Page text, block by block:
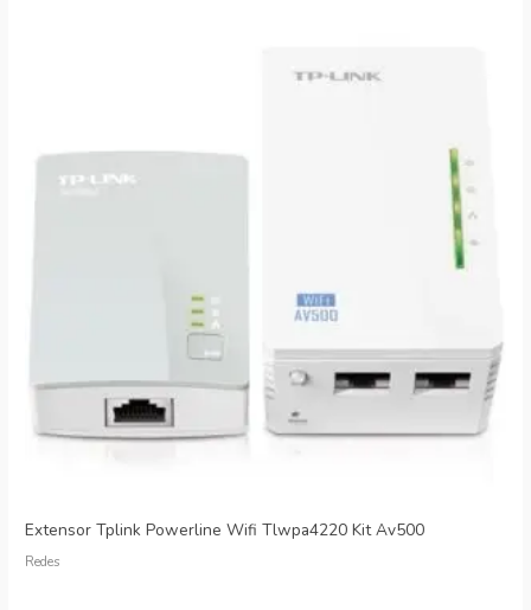
Extensor Tplink Powerline Wifi Tlwpa4220 Kit Av500
Redes